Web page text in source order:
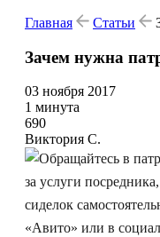
Главная Статьи
Зачем нужна
03 ноября 2017
1 минута
690
Виктория С.
за услуги
сиделок
«Авито» или в